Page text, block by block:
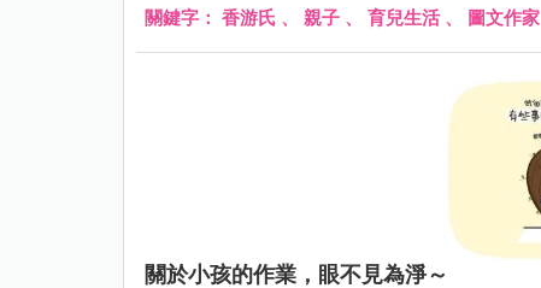
關鍵字： 香游氏 、 親子 、 育兒生活、 圖文作家
關於小孩的作業，眼不見為淨～